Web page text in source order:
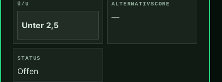
Ü/U
Unter 2,5
ALTERNATIVSCORE
—
STATUS
Offen